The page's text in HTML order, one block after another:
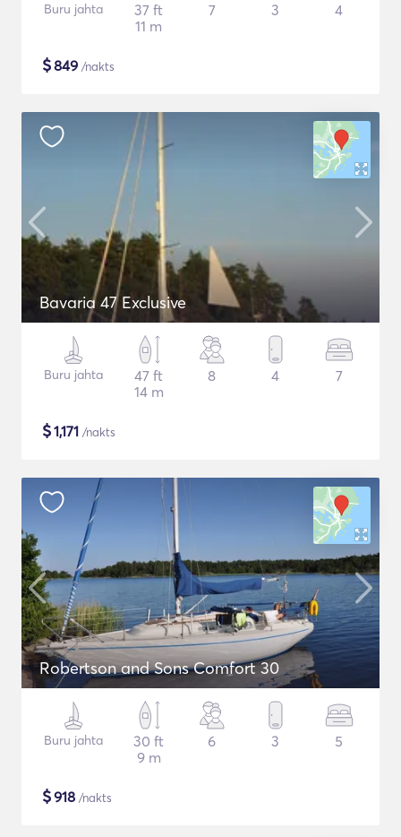
Buru jahta
37 ft
11 m
7 3 4
$849 /nakts
Bavaria 47 Exclusive
Buru jahta
47 ft
14 m
8 4 7
$1,171 /nakts
Robertson and Sons Comfort 30
Buru jahta
30 ft
9 m
6 3 5
$918 /nakts